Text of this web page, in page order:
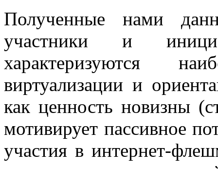
Полученные нами
участники и
характеризуются
виртуализации и
как ценность новизны
мотивирует пассивное
участия в интернет-